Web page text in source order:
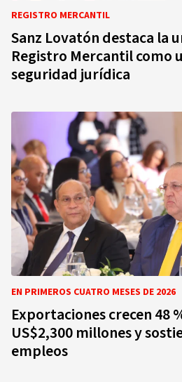
REGISTRO MERCANTIL
Sanz Lovatón destaca la
Registro Mercantil como
seguridad jurídica
EN PRIMEROS CUATRO MESES DE 2026
Exportaciones crecen 48
US$2,300 millones y
empleos